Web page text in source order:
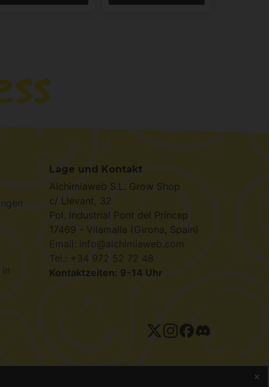
Lage und Kontakt
Alchimiaweb S.L. Grow Shop
c/ Llevant, 32
Pol. Industrial Pont del Príncep
17469 - Vilamalla (Girona, Spain)
Email: info@alchimiaweb.com
Tel.: +34 972 52 72 48
Kontaktzeiten: 9-14 Uhr